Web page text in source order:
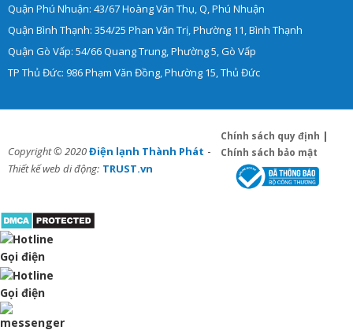
Quận Phú Nhuận: 43/67 Hoàng Văn Thụ, Q, Phú Nhuận
Quận Bình Thạnh: 354/25 Phan Văn Trị, Phường 11, Bình Thạnh
Quận Gò Vấp: 54/66 Quang Trung, Phường 5, Gò Vấp
TP Thủ Đức: 986 Phạm Văn Đồng, Phường 15, Thủ Đức
Copyright © 2020Điện lạnh Thành Phát -
Thiết kế web di động: TRUST.vn
Chính sách quy định |
Chính sách bảo mật
Gọi điện
Gọi điện